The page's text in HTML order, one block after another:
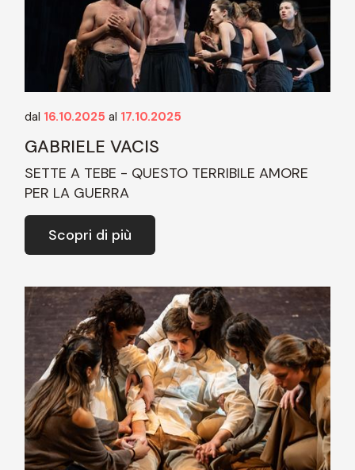
dal 16.10.2025 al 17.10.2025
GABRIELE VACIS
SETTE A TEBE - QUESTO TERRIBILE AMORE
PER LA GUERRA
Scopri di più